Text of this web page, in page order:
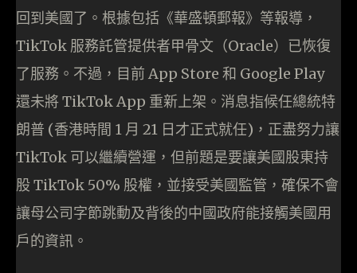
回到美國了。根據包括《華盛頓郵報》等報導，
TikTok 服務託管提供者甲骨文（Oracle）已恢復
了服務。不過，目前 App Store 和 Google Play
還未將 TikTok App 重新上架。消息指候任總統特
朗普 (香港時間 1 月 21 日才正式就任)，正盡努力讓
TikTok 可以繼續營運，但前題是要讓美國股東持
股 TikTok 50% 股權，並接受美國監管，確保不會
讓母公司字節跳動及背後的中國政府能接觸美國用
戶的資訊。